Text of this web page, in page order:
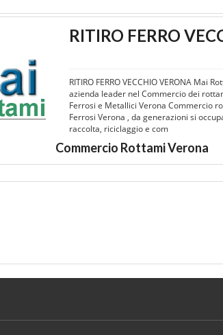
RITIRO FERRO
RITIRO FERRO VECCHIO VERONA Mai
azienda leader nel Commercio dei
Ferrosi e Metallici Verona Commercio
Ferrosi Verona , da generazioni si
raccolta, riciclaggio e com
Commercio Rottami Verona